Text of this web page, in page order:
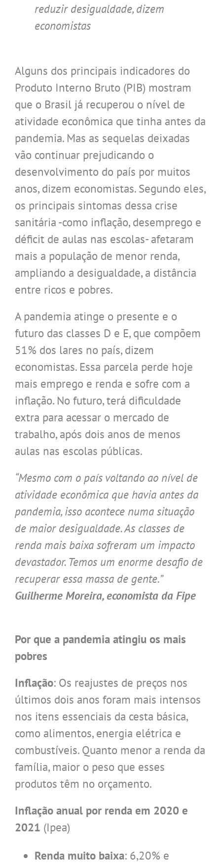
reduzir desigualdade, dizem
economistas
Alguns dos principais indicadores do
Produto Interno Bruto (PIB) mostram
que o Brasil já recuperou o nível de
atividade econômica que tinha antes da
pandemia. Mas as sequelas deixadas
vão continuar prejudicando o
desenvolvimento do país por muitos
anos, dizem economistas. Segundo eles,
os principais sintomas dessa crise
sanitária -como inflação, desemprego e
déficit de aulas nas escolas- afetaram
mais a população de menor renda,
ampliando a desigualdade, a distância
entre ricos e pobres.
A pandemia atinge o presente e o
futuro das classes D e E, que compõem
51% dos lares no país, dizem
economistas. Essa parcela perde hoje
mais emprego e renda e sofre com a
inflação. No futuro, terá dificuldade
extra para acessar o mercado de
trabalho, após dois anos de menos
aulas nas escolas públicas.
“Mesmo com o país voltando ao nível de
atividade econômica que havia antes da
pandemia, isso acontece numa situação
de maior desigualdade. As classes de
renda mais baixa sofreram um impacto
devastador. Temos um enorme desafio de
recuperar essa massa de gente.”
Guilherme Moreira, economista da Fipe
Por que a pandemia atingiu os mais
pobres
Inflação: Os reajustes de preços nos
últimos dois anos foram mais intensos
nos itens essenciais da cesta básica,
como alimentos, energia elétrica e
combustíveis. Quanto menor a renda da
família, maior o peso que esses
produtos têm no orçamento.
Inflação anual por renda em 2020 e
2021 (Ipea)
Renda muito baixa: 6,20% e